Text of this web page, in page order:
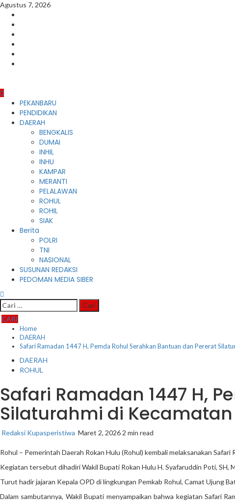
Skip
content
Agustus 7, 2026
Primary
Menu
PEKANBARU
PENDIDIKAN
DAERAH
BENGKALIS
DUMAI
INHIL
INHU
KAMPAR
MERANTI
PELALAWAN
ROHUL
ROHIL
SIAK
Berita
POLRI
TNI
NASIONAL
SUSUNAN REDAKSI
PEDOMAN MEDIA SIBER
Cari
untuk:
CARI
Home
DAERAH
Safari Ramadan 1447 H, Pemda Rohul Serahkan Bantuan dan Pererat
DAERAH
ROHUL
Safari Ramadan 1447 H,
Silaturahmi di
Redaksi Kupasperistiwa Maret 2, 2026 2 min read
Rohul – Pemerintah Daerah Rokan Hulu (Rohul) kembali melaksanakan
Kegiatan tersebut dihadiri Wakil Bupati Rokan Hulu H. Syafaruddin Poti, SH,
Turut hadir jajaran Kepala OPD di lingkungan Pemkab Rohul, Camat Ujung
Dalam sambutannya, Wakil Bupati menyampaikan bahwa kegiatan Safari